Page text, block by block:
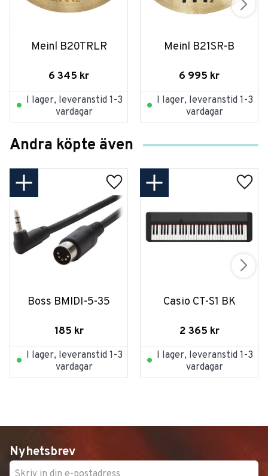
Meinl B20TRLR
6 345 kr
I lager, leveranstid 1-3
vardagar
Meinl B21SR-B
6 995 kr
I lager, leveranstid 1-3
vardagar
Andra köpte även
Boss BMIDI-5-35
185 kr
I lager, leveranstid 1-3
vardagar
Casio CT-S1 BK
2 365 kr
I lager, leveranstid 1-3
vardagar
Nyhetsbrev